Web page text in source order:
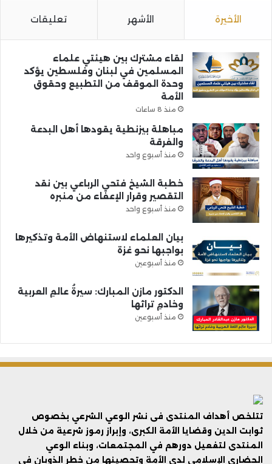
الأخيرة الأشهر تعليقات
لقاء مشترك بين هيئتي علماء
المسلمين في لبنان وفلسطين يؤكد
وحدة الموقف من التطبيع وحقوق
الأمة
منذ 8 ساعات
مباهلة بيزنطية يقودها أهل البدعة
والفرقة
منذ أسبوع واحد
خطبة الشيخ فتحي الرباعي بين نقد
التقصير وقرار الإعفاء من منبره
منذ أسبوع واحد
بيان العلماء لاستنهاض الأمة وتذكيرها
بواجبها نحو غزة
منذ أسبوعين
الدكتور مازن المبارك: سيرةُ عالمِ العربية
وخادمِ تراثها
منذ أسبوعين
تتلخص أهداف المنتدى فى نشر الوعي الشرعي بخصوص
ثوابت الدين وقضايا الأمة الكبرى، وإبراز رموز شرعية من خلال
المنتدى لتفعيل دورهم في المجتمعات، وبناء الوعي
الحضاري الإسلامي لدى الأمة وتحصينها من خطر الذوبان في